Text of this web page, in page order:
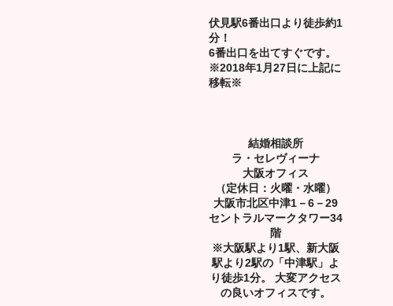
伏見駅6番出口より徒歩約1
分！
6番出口を出てすぐです。
※2018年1月27日に上記に
移転※
結婚相談所
ラ・セレヴィーナ
大阪オフィス
（定休日：火曜・水曜）
大阪市北区中津1－6－29
セントラルマークタワー34
階
※大阪駅より1駅、新大阪
駅より2駅の「中津駅」よ
り徒歩1分。 大変アクセス
の良いオフィスです。